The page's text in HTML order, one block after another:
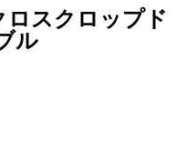
ロスクロップド
ル